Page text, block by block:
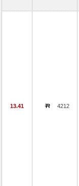
13.41 4212